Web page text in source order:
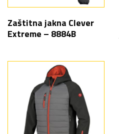
Zaštitna jakna Clever
Extreme – 8884B